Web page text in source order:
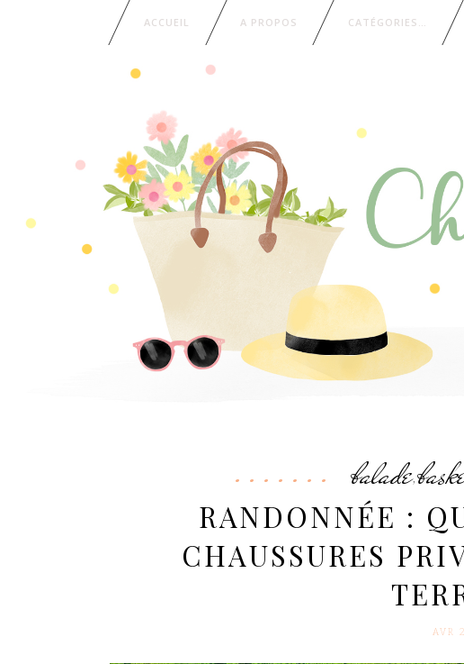
ACCUEIL A PROPOS CATÉGORIES…
balade,
RANDONNÉE :
CHAUSSURES
AVR